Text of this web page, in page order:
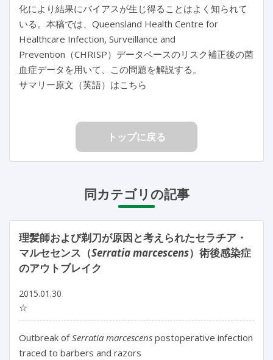
化により結果にバイアスが生じ得ることはよく知られて
いる。本稿では、Queensland Health Centre for
Healthcare Infection, Surveillance and
Prevention（CHRISP）データベースのリスク補正後の菌
血症データを用いて、この問題を解説する。
サマリー原文（英語）はこちら
トップに戻る
同カテゴリの記事
理髪師および剃刀が原因と考えられたセラチア・
マルセセンス（Serratia marcescens）術後感染症
のアウトブレイク
2015.01.30
☆
Outbreak ofSerratia marcescens postoperative infection
traced to barbers and razors